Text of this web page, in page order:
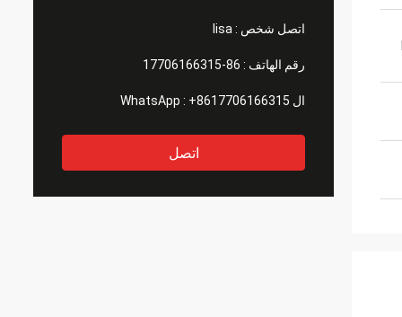
اتصل شخص : lisa
رقم الهاتف : 86-17706166315
ال WhatsApp : +8617706166315
اتصل